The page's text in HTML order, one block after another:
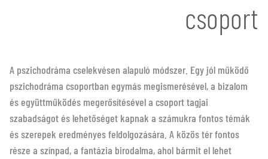
csoport
A pszichodráma cselekvésen alapuló módszer. Egy jól működő
pszichodráma csoportban egymás megismerésével, a bizalom
és együttműködés megerősítésével a csoport tagjai
szabadságot és lehetőséget kapnak a számukra fontos témák
és szerepek eredményes feldolgozására. A közös tér fontos
része a színpad, a fantázia birodalma, ahol bármit el lehet